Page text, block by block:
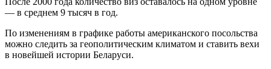
— в среднем 9 тысяч в год.
По изменениям в графике работы американского посольства
можно следить за геополитическим климатом и ставить вехи
в новейшей истории Беларуси.